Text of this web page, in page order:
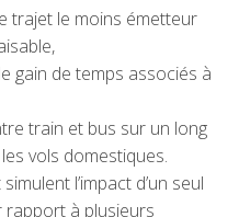
trajet le moins émetteur
gain de temps associés à
train et bus sur un long
vols domestiques.
l’impact d’un seul
rapport à plusieurs